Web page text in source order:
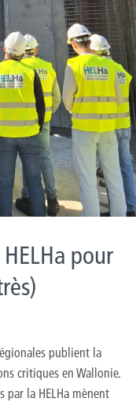
pour
publient la
critiques en Wallonie.
par la HELHa mènent